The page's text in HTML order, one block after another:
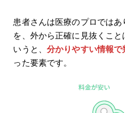
患者さんは医療のプロでは
を、外から正確に見抜くこ
いうと、 分かりやすい情報で
った要素です。